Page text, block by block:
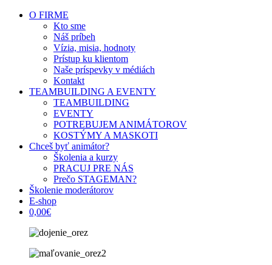
O FIRME
Kto sme
Náš príbeh
Vízia, misia, hodnoty
Prístup ku klientom
Naše príspevky v médiách
Kontakt
TEAMBUILDING A EVENTY
TEAMBUILDING
EVENTY
POTREBUJEM ANIMÁTOROV
KOSTÝMY A MASKOTI
Chceš byť animátor?
Školenia a kurzy
PRACUJ PRE NÁS
Prečo STAGEMAN?
Školenie moderátorov
E-shop
0,00€